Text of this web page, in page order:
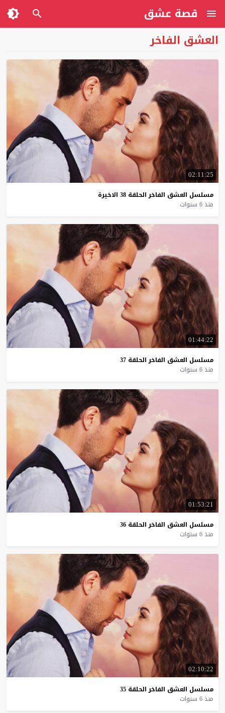
قصة عشق
العشق الفاخر
02:11:25
مسلسل العشق الفاخر الحلقة 38 الاخيرة
منذ 6 سنوات
01:44:22
مسلسل العشق الفاخر الحلقة 37
منذ 6 سنوات
01:53:21
مسلسل العشق الفاخر الحلقة 36
منذ 6 سنوات
02:10:22
مسلسل العشق الفاخر الحلقة 35
منذ 6 سنوات